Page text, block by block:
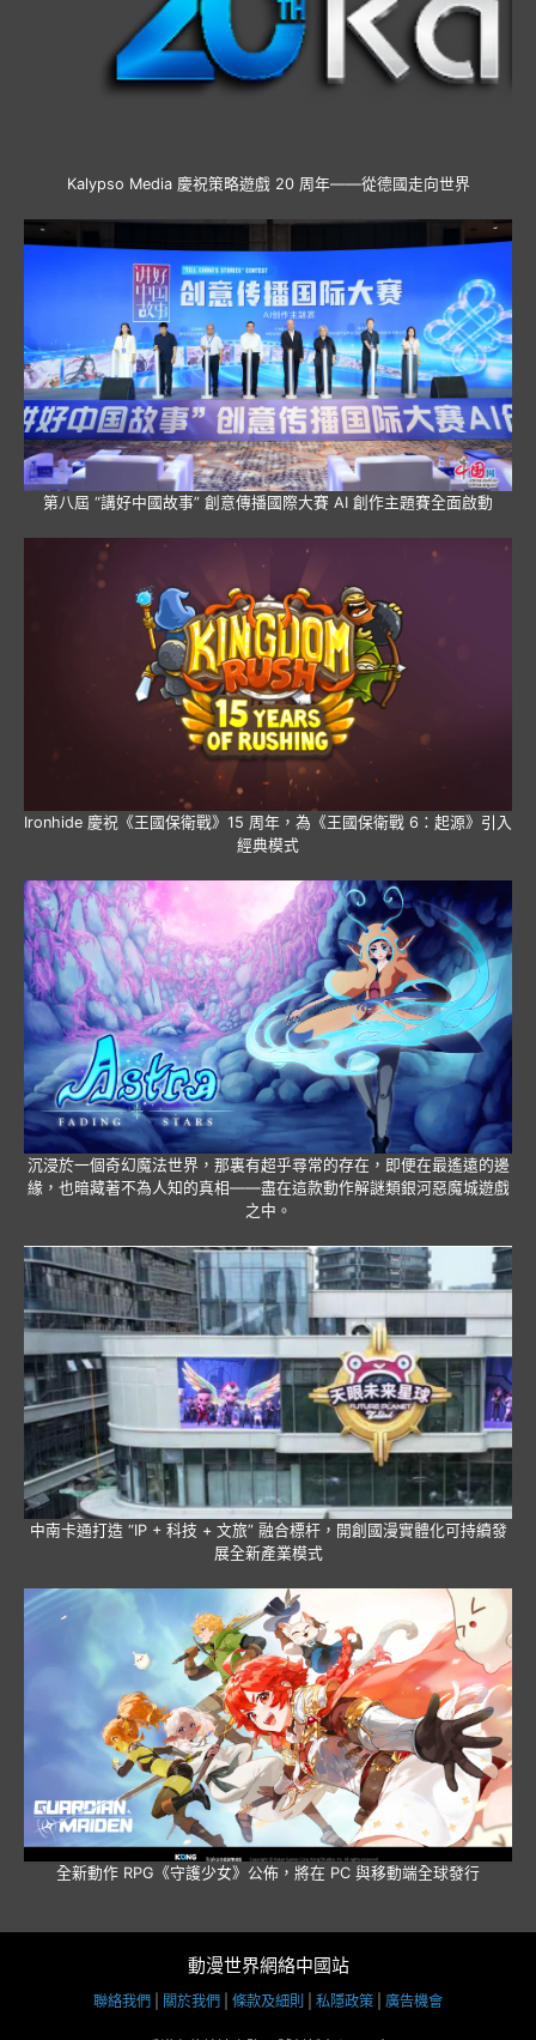
Kalypso Media 慶祝策略遊戲 20 周年——從德國走向世界
第八屆 “講好中國故事” 創意傳播國際大賽 AI 創作主題賽全面啟動
Ironhide 慶祝《王國保衛戰》15 周年，為《王國保衛戰 6：起源》引入
經典模式
沉浸於一個奇幻魔法世界，那裏有超乎尋常的存在，即便在最遙遠的邊
緣，也暗藏著不為人知的真相——盡在這款動作解謎類銀河惡魔城遊戲
之中。
中南卡通打造 “IP + 科技 + 文旅” 融合標杆，開創國漫實體化可持續發
展全新產業模式
全新動作 RPG《守護少女》公佈，將在 PC 與移動端全球發行
動漫世界網絡中國站
聯絡我們 關於我們 條款及細則 私隱政策 廣告機會